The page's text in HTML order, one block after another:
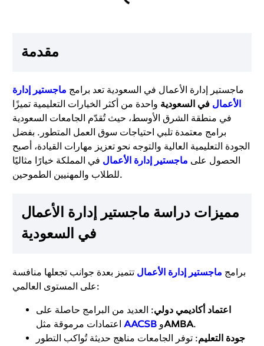
مقدمة
ماجستير إدارة الأعمال في السعودية تعد برامج ماجستير إدارة
الأعمال في السعودية واحدة من أكثر الخيارات التعليمية تميزًا
في منطقة الشرق الأوسط، حيث تُقدّم الجامعات السعودية
برامج معتمدة تلبي احتياجات سوق العمل المتطور. بفضل
الجودة التعليمية العالية والتوجه نحو تعزيز مهارات القيادة، أصبح
الحصول على ماجستير إدارة الأعمال في المملكة خيارًا مثاليًا
للطلاب والمهنيين الطموحين.
مميزات دراسة ماجستير إدارة الأعمال
في السعودية
برامج ماجستير إدارة الأعمال تتميز بعدة جوانب تجعلها منافسة
على المستوى العالمي:
اعتماد أكاديمي دولي: العديد من البرامج حاصلة على
اعتمادات مرموقة مثل AACSB وAMBA.
جودة التعليم: توفر الجامعات مناهج حديثة تُواكب التطور